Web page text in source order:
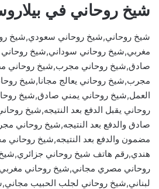
شيخ روحاني في
شيخ روحاني,شيخ روحاني سعودي,شيخ
مغربي,شيخ روحاني سوداني,شيخ
صادق,شيخ روحاني مجرب,شيخ روحاني
مجرب,شيخ روحاني يعالج مجانا,شيخ
العمل,شيخ روحاني يمني صادق,شيخ
روحاني يقبل الدفع بعد النتيجه,شيخ
صادق والدفع بعد النتيجه,شيخ روحاني
مضمون والدفع بعد النتيجه,شيخ
هندي,رقم هاتف شيخ روحاني
روحاني مصري مجاني,شيخ روحاني
لبناني,شيخ روحاني لجلب الحبيب